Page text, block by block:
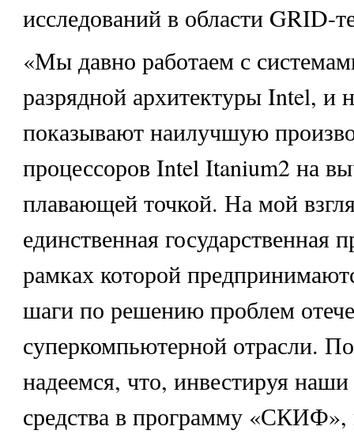
исследований в области GRID-
«Мы давно работаем с
разрядной архитектуры Intel, и
показывают наилучшую
процессоров Intel Itanium2 на
плавающей точкой. На мой
единственная государственная
рамках которой
шаги по решению проблем
суперкомпьютерной отрасли.
надеемся, что, инвестируя
средства в программу